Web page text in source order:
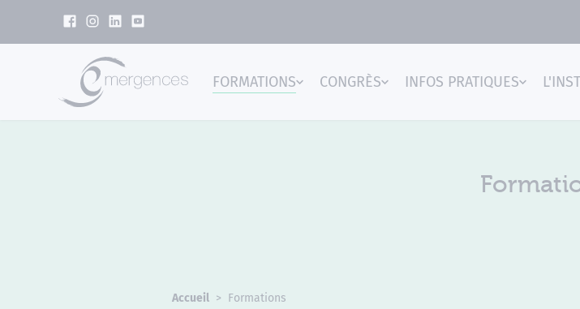
FORMATIONS CONGRÈS INFOS PRATIQUES
Accueil Formations